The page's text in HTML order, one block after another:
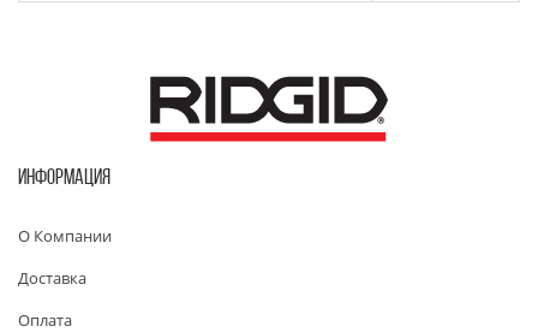
ИНФОРМАЦИЯ
О Компании
Доставка
Оплата